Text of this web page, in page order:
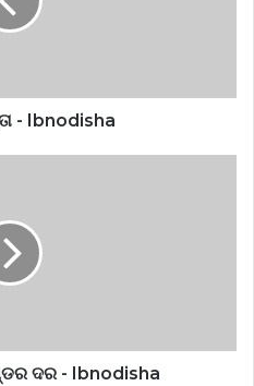
- Ibnodisha
ଦର - Ibnodisha